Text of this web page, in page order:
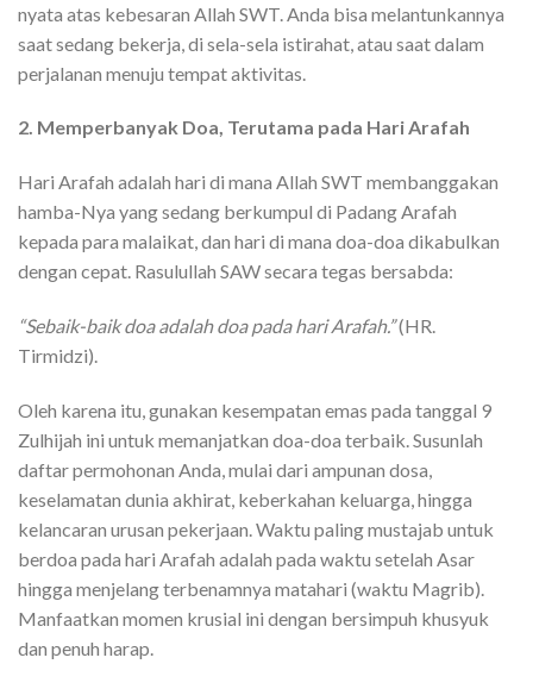
nyata atas kebesaran Allah SWT. Anda bisa melantunkannya
saat sedang bekerja, di sela-sela istirahat, atau saat dalam
perjalanan menuju tempat aktivitas.
2. Memperbanyak Doa, Terutama pada Hari Arafah
Hari Arafah adalah hari di mana Allah SWT membanggakan
hamba-Nya yang sedang berkumpul di Padang Arafah
kepada para malaikat, dan hari di mana doa-doa dikabulkan
dengan cepat. Rasulullah SAW secara tegas bersabda:
“Sebaik-baik doa adalah doa pada hari Arafah.”(HR.
Tirmidzi).
Oleh karena itu, gunakan kesempatan emas pada tanggal 9
Zulhijah ini untuk memanjatkan doa-doa terbaik. Susunlah
daftar permohonan Anda, mulai dari ampunan dosa,
keselamatan dunia akhirat, keberkahan keluarga, hingga
kelancaran urusan pekerjaan. Waktu paling mustajab untuk
berdoa pada hari Arafah adalah pada waktu setelah Asar
hingga menjelang terbenamnya matahari (waktu Magrib).
Manfaatkan momen krusial ini dengan bersimpuh khusyuk
dan penuh harap.